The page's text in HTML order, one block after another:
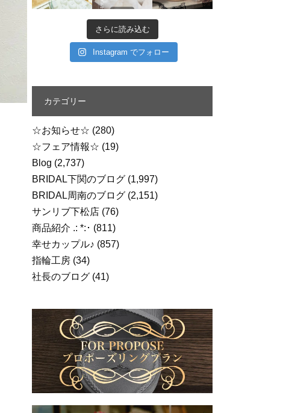
さらに読み込む
Instagram でフォロー
カテゴリー
☆お知らせ☆ (280)
☆フェア情報☆ (19)
Blog (2,737)
BRIDAL下関のブログ (1,997)
BRIDAL周南のブログ (2,151)
サンリブ下松店 (76)
商品紹介 .: *:･ (811)
幸せカップル♪ (857)
指輪工房 (34)
社長のブログ (41)